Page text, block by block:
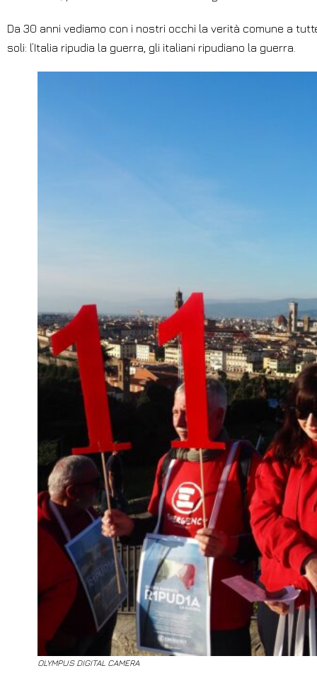
Da 30 anni vediamo con i nostri occhi la verità comune a
soli: l’Italia ripudia la guerra, gli italiani ripudiano la guerra.
OLYMPUS DIGITAL CAMERA